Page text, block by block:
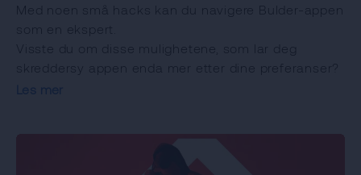
Med noen små hacks kan du navigere Bulder-appen
som en ekspert.
Visste du om disse mulighetene, som lar deg
skreddersy appen enda mer etter dine preferanser?
Les mer